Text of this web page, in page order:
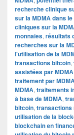
recherche clinique
sur la MDMA dans
cliniques sur la
monnaies, résultats
recherches sur la
l'utilisation de la
transactions bitcoin,
assistées par MDMA
traitement par
MDMA, traitements
à base de MDMA,
bitcoin, transactions
utilisation de la
blockchain en